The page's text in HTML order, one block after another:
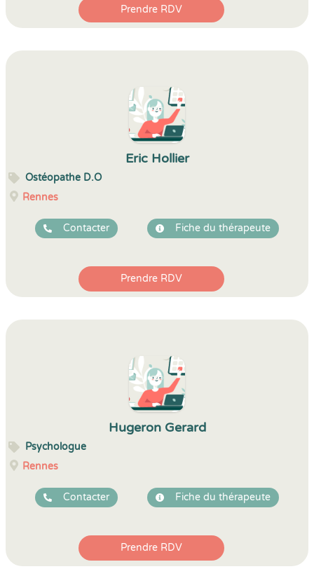
Prendre RDV
Eric Hollier
Ostéopathe D.O
Rennes
Contacter Fiche du thérapeute
Prendre RDV
Hugeron Gerard
Psychologue
Rennes
Contacter Fiche du thérapeute
Prendre RDV